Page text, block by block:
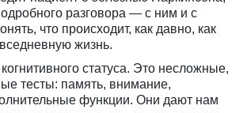
разговора — с ним и с
что происходит, как давно, как
жизнь.
статуса. Это несложные,
тесты: память, внимание,
функции. Они дают нам